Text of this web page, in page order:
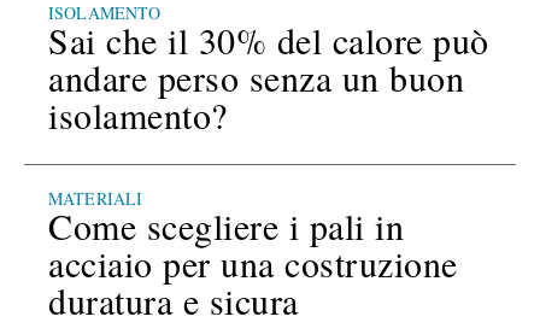
Sai che il 30% del calore può
andare perso senza un buon
isolamento?
ISOLAMENTO
Come scegliere i pali in
acciaio per una costruzione
duratura e sicura
MATERIALI